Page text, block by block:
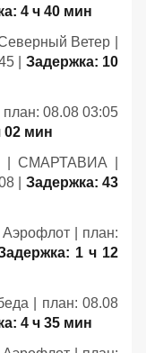
4 ч 40 мин
Ветер |
| Задержка: 10
план: 08.08 03:05
02 мин
| СМАРТАВИА |
| Задержка: 43
Аэрофлот | план:
1 ч 12
| план: 08.08
4 ч 35 мин